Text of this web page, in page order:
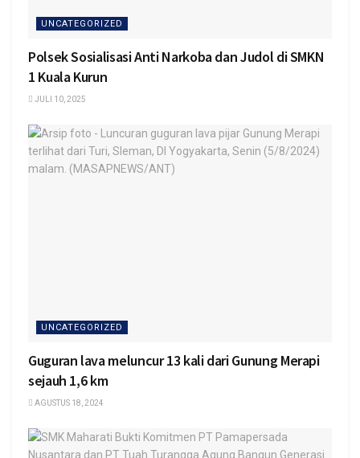
UNCATEGORIZED
Polsek Sosialisasi Anti Narkoba dan Judol di SMKN
1 Kuala Kurun
JULI 10, 2025
UNCATEGORIZED
Guguran lava meluncur 13 kali dari Gunung Merapi
sejauh 1,6 km
AGUSTUS 18, 2024